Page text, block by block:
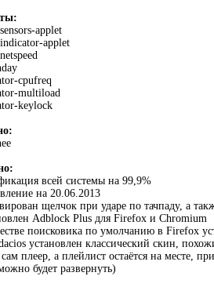
applet
applet
cpufreq
multiload
keylock
всей системы на 99,9%
на 20.06.2013
щелчок при ударе по тачпаду, а
Adblock Plus для Firefox и Chromium
поисковика по умолчанию в Firefox
установлен классический скин,
сам плеер, а плейлист остаётся на месте,
будет развернуть)